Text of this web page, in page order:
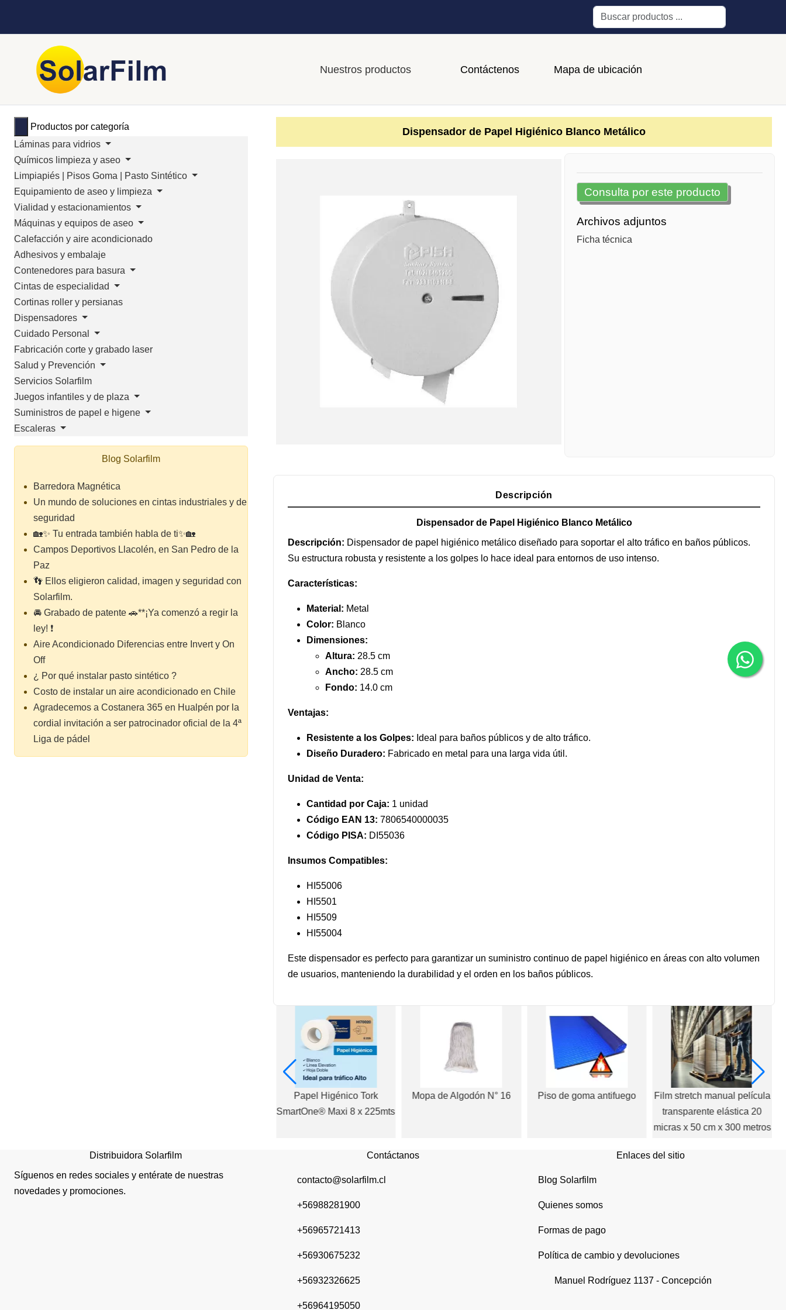
Buscar
Nuestros productos Contáctenos Mapa de ubicación
Productos por categoría
Láminas para vidrios
Químicos limpieza y aseo
Limpiapiés | Pisos Goma | Pasto Sintético
Equipamiento de aseo y limpieza
Vialidad y estacionamientos
Máquinas y equipos de aseo
Calefacción y aire acondicionado
Adhesivos y embalaje
Contenedores para basura
Cintas de especialidad
Cortinas roller y persianas
Dispensadores
Cuidado Personal
Fabricación corte y grabado laser
Salud y Prevención
Servicios Solarfilm
Juegos infantiles y de plaza
Suministros de papel e higene
Escaleras
Blog Solarfilm
Barredora Magnética
Un mundo de soluciones en cintas industriales y de
seguridad
🏡✨ Tu entrada también habla de ti✨🏡
Campos Deportivos Llacolén, en San Pedro de la
Paz
👣 Ellos eligieron calidad, imagen y seguridad con
Solarfilm.
🚘 Grabado de patente 🚗**¡Ya comenzó a regir la
ley! ❗
Aire Acondicionado Diferencias entre Invert y On
Off
¿ Por qué instalar pasto sintético ?
Costo de instalar un aire acondicionado en Chile
Agradecemos a Costanera 365 en Hualpén por la
cordial invitación a ser patrocinador oficial de la 4ª
Liga de pádel
Dispensador de Papel Higiénico Blanco Metálico
Consulta por este producto
Archivos adjuntos
Ficha técnica
Descripción
Dispensador de Papel Higiénico Blanco Metálico
Descripción: Dispensador de papel higiénico metálico diseñado para soportar el alto tráfico en baños públicos.
Su estructura robusta y resistente a los golpes lo hace ideal para entornos de uso intenso.
Características:
Material: Metal
Color: Blanco
Dimensiones:
Altura: 28.5 cm
Ancho: 28.5 cm
Fondo: 14.0 cm
Ventajas:
Resistente a los Golpes: Ideal para baños públicos y de alto tráfico.
Diseño Duradero: Fabricado en metal para una larga vida útil.
Unidad de Venta:
Cantidad por Caja: 1 unidad
Código EAN 13: 7806540000035
Código PISA: DI55036
Insumos Compatibles:
HI55006
HI5501
HI5509
HI55004
Este dispensador es perfecto para garantizar un suministro continuo de papel higiénico en áreas con alto volumen
de usuarios, manteniendo la durabilidad y el orden en los baños públicos.
Papel Higénico Tork
SmartOne® Maxi 8 x 225mts
Mopa de Algodón N° 16 Piso de goma antifuego
Film stretch manual película
transparente elástica 20
micras x 50 cm x 300 metros
Distribuidora Solarfilm
Síguenos en redes sociales y entérate de nuestras
novedades y promociones.
Contáctanos
contacto@solarfilm.cl
+56988281900
+56965721413
+56930675232
+56932326625
+56964195050
Enlaces del sitio
Blog Solarfilm
Quienes somos
Formas de pago
Política de cambio y devoluciones
Manuel Rodríguez 1137 - Concepción